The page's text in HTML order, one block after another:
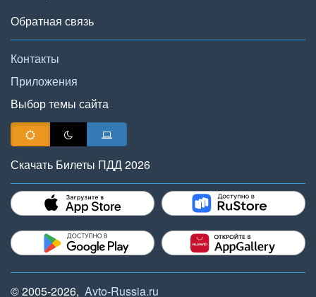
Обратная связь
Контакты
Приложения
Выбор темы сайта
Скачать Билеты ПДД 2026
© 2005-2026, Avto-Russia.ru